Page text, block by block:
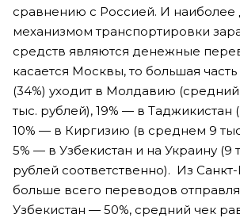
сравнению с Россией. И наиболее
механизмом транспортировки
средств являются денежные
касается Москвы, то большая
(34%) уходит в Молдавию
тыс. рублей), 19% — в Таджикистан
10% — в Киргизию (в среднем 9
5% — в Узбекистан и на Украину (9
рублей соответственно). Из
больше всего переводов
Узбекистан — 50%, средний чек